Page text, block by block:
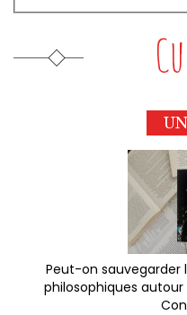
Peut-on sauvegarder
philosophiques autour